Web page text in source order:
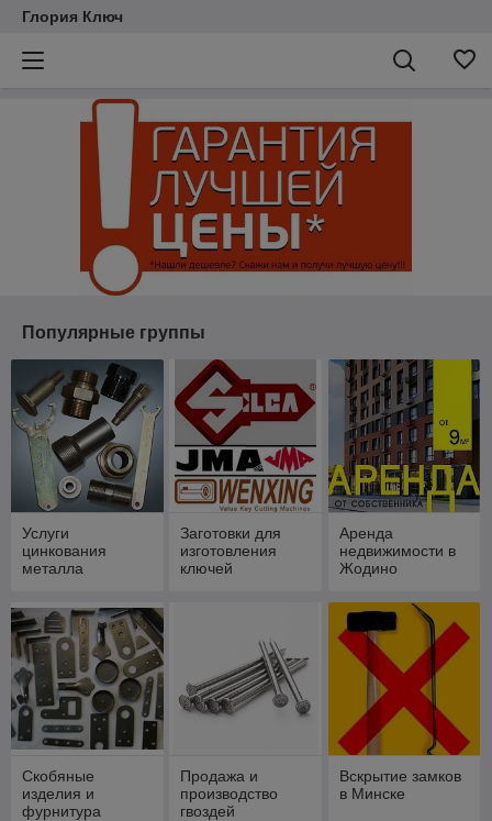
Глория Ключ
Популярные группы
Услуги
цинкования
металла
Заготовки для
изготовления
ключей
Аренда
недвижимости в
Жодино
Скобяные
изделия и
фурнитура
Продажа и
производство
гвоздей
Вскрытие замков
в Минске